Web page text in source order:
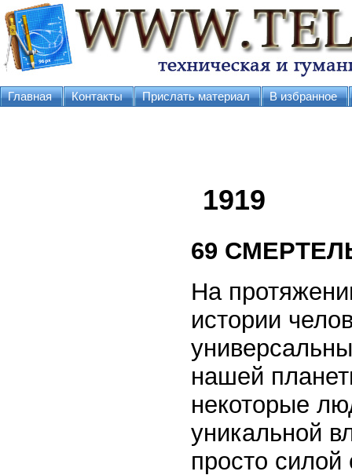
Главная Контакты Прислать материал В избранное
1919
69
На
истории
нашей
некоторые
уникальной
просто силой